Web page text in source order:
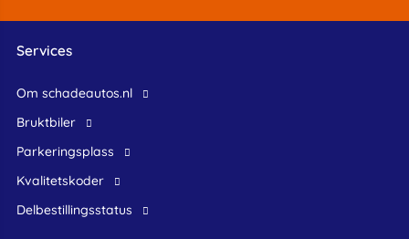
Services
Om schadeautos.nl
bruktbiler
Parkeringsplass
Kvalitetskoder
Delbestillingsstatus